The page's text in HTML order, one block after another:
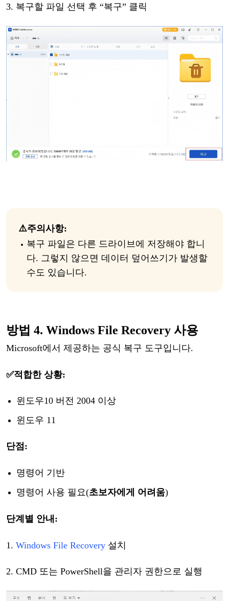
3. 복구할 파일 선택 후 “복구” 클릭
⚠️주의 사항:
복구 파일은 다른 드라이브에 저장해야 합니
다. 그렇지 않으면 데이터 덮어쓰기가 발생할
수도 있습니다.
방법 4. Windows File Recovery 사용
Microsoft에서 제공하는 공식 복구 도구입니다.
✅적합한 상황:
윈도우10 버전 2004 이상
윈도우 11
단점 :
명령어 기반
명령어 사용 필요(초보자에게 어려움)
단계별 안내 :
1. Windows File Recovery 설치
2. CMD 또는 PowerShell을 관리자 권한으로 실행